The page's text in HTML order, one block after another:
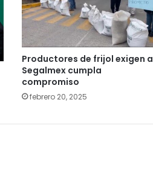
Productores de frijol exigen a
Segalmex cumpla
compromiso
febrero 20, 2025